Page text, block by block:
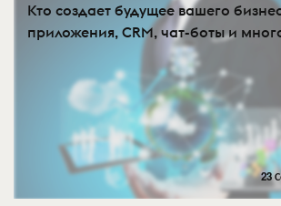
Кто создает будущее вашего
приложения, CRM, чат-боты и
23